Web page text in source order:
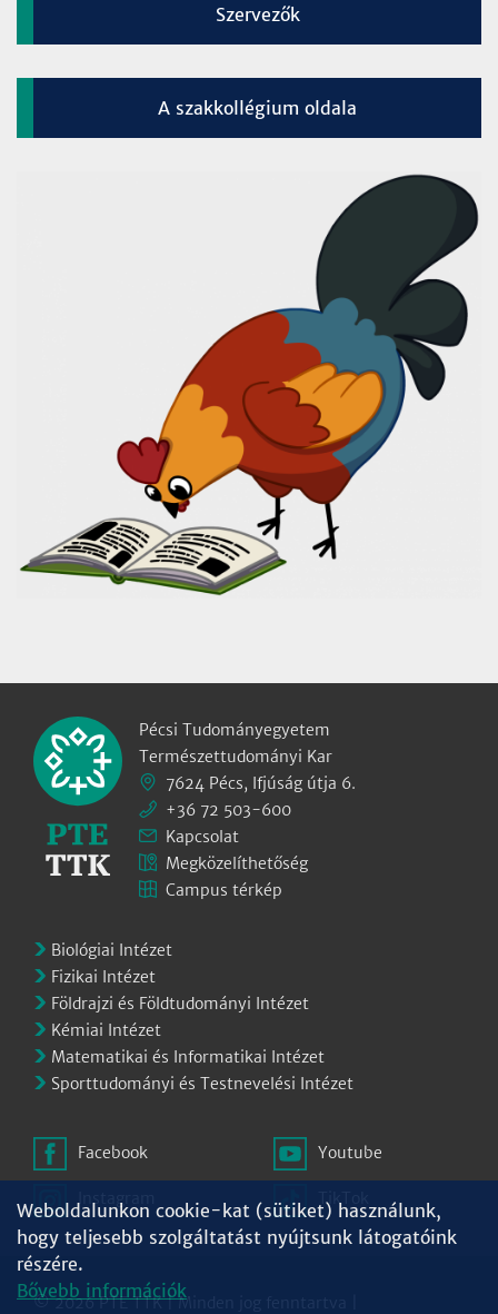
Szervezők
A szakkollégium oldala
Pécsi Tudományegyetem
Természettudományi Kar
7624 Pécs, Ifjúság útja 6.
+36 72 503-600
Kapcsolat
Megközelíthetőség
Campus térkép
Biológiai Intézet
Fizikai Intézet
Földrajzi és Földtudományi Intézet
Kémiai Intézet
Matematikai és Informatikai Intézet
Sporttudományi és Testnevelési Intézet
Facebook
Instagram
Youtube
TikTok
© 2026 PTE TTK | Minden jog fenntartva |
Weboldalunkon cookie-kat (sütiket) használunk,
hogy teljesebb szolgáltatást nyújtsunk látogatóink
részére.
Bővebb információk